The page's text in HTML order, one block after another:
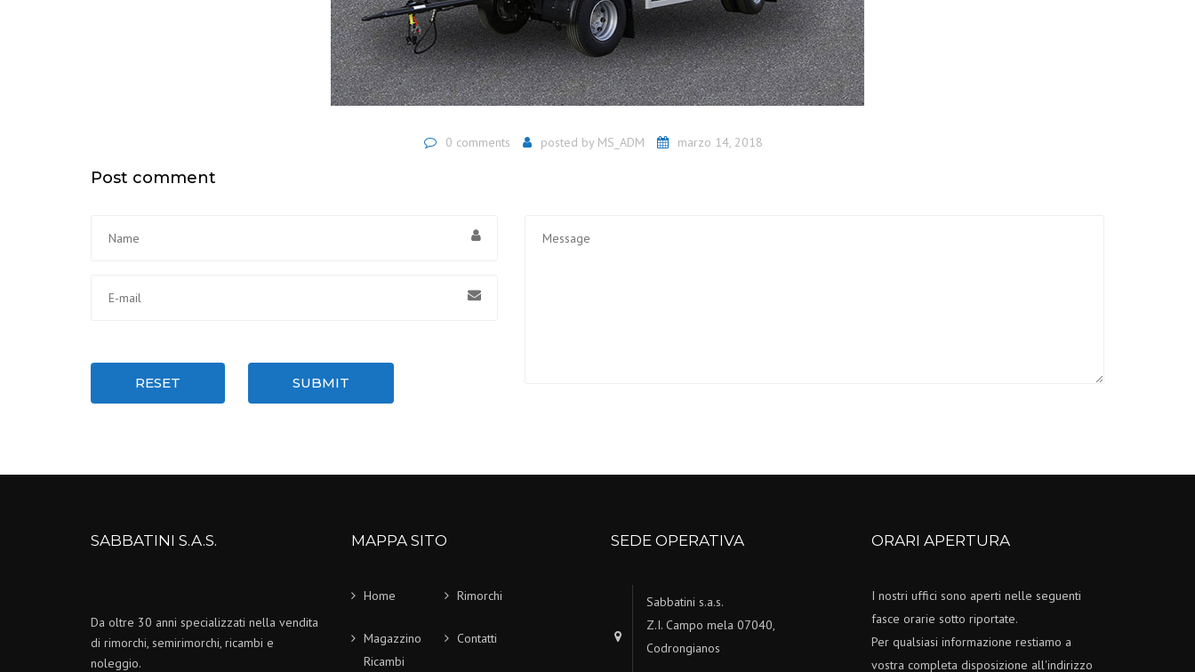
0 comments posted by MS_ADM marzo 14, 2018
Post comment
RESET SUBMIT
SABBATINI S.A.S.
Da oltre 30 anni specializzati nella vendita
di rimorchi, semirimorchi, ricambi e
noleggio.
MAPPA SITO
Home Rimorchi
Magazzino
Ricambi
Contatti
SEDE OPERATIVA
Sabbatini s.a.s.
Z.I. Campo mela 07040,
Codrongianos
ORARI APERTURA
I nostri uffici sono aperti nelle seguenti
fasce orarie sotto riportate.
Per qualsiasi informazione restiamo a
vostra completa disposizione all'indirizzo